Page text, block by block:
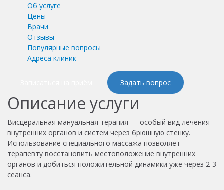
Об услуге
Цены
Врачи
Отзывы
Популярные вопросы
Адреса клиник
Задать вопрос
Описание услуги
Висцеральная мануальная терапия — особый вид лечения
внутренних органов и систем через брюшную стенку.
Использование специального массажа позволяет
терапевту восстановить местоположение внутренних
органов и добиться положительной динамики уже через 2-3
сеанса.